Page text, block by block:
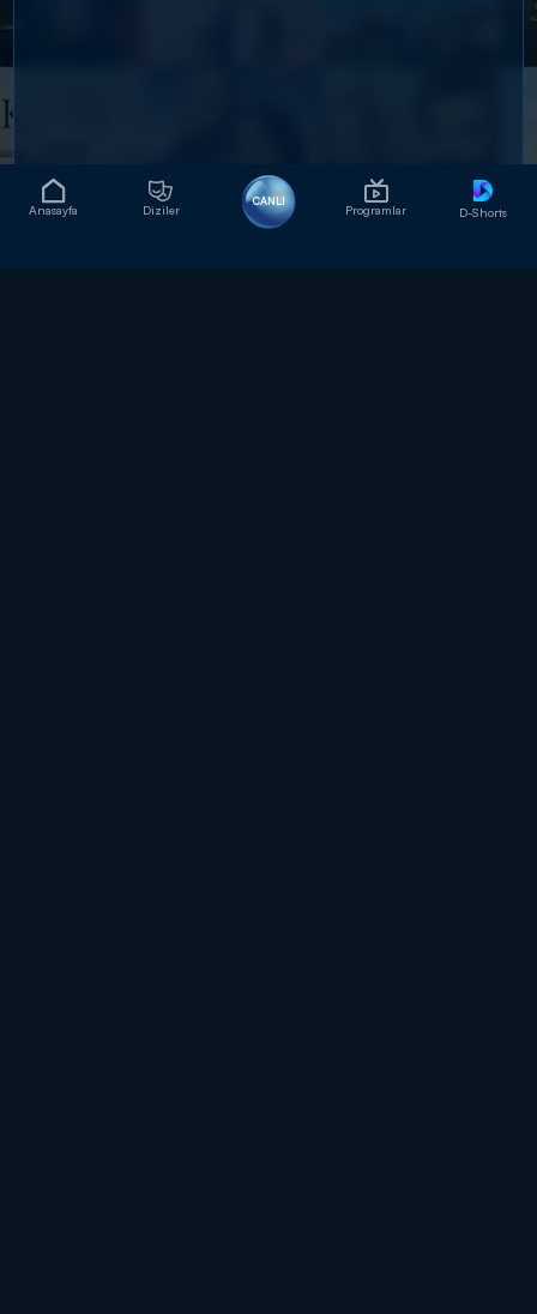
Anasayfa Diziler
CANLI
Programlar D-Shorts